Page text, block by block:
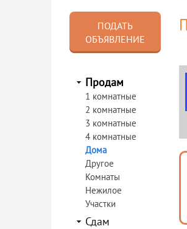
Услуги
ПОДАТЬ
ОБЪЯВЛЕНИЕ
Продам
1 комнатные
2 комнатные
3 комнатные
4 комнатные
Дома
Другое
Комнаты
Нежилое
Участки
Сдам